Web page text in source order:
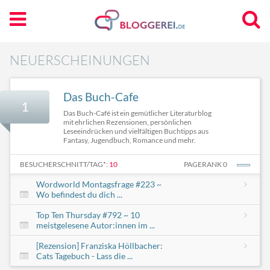
NEUERSCHEINUNGEN
1
Das Buch-Cafe
Das Buch-Café ist ein gemütlicher Literaturblog
mit ehrlichen Rezensionen, persönlichen
Leseeindrücken und vielfältigen Buchtipps aus
Fantasy, Jugendbuch, Romance und mehr.
BESUCHERSCHNITT/TAG*: 10 PAGERANK 0
Wordworld Montagsfrage #223 ~
Wo befindest du dich ...
Top Ten Thursday #792 ~ 10
meistgelesene Autor:innen im ...
[Rezension] Franziska Höllbacher:
Cats Tagebuch - Lass die ...